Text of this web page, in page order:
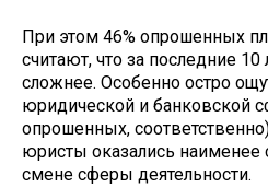
При этом 46% опрошенных
считают, что за последние 10
сложнее. Особенно остро
юридической и банковской
опрошенных,
юристы оказались
смене сферы деятельности.